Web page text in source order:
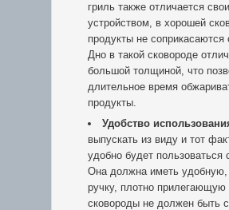
гриль также отличается
устройством, в хорошей
продукты не
Дно в такой сковороде
большой толщиной, что
длительное время
продукты.
Удобство
выпускать из виду и тот
удобно будет пользоваться
Она должна иметь
ручку, плотно
сковороды не должен быть